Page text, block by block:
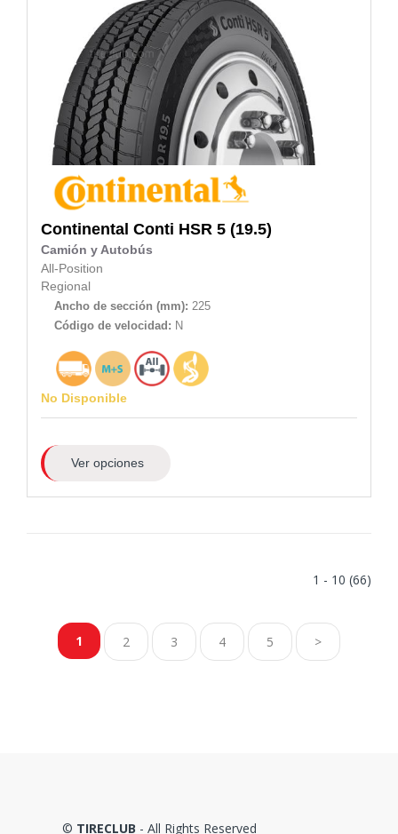
Continental Conti HSR 5 (19.5)
Camión y Autobús
All-Position
Regional
Ancho de sección (mm): 225
Código de velocidad: N
No Disponible
Ver opciones
1 - 10 (66)
1 2 3 4 5 >
© TIRECLUB - All Rights Reserved